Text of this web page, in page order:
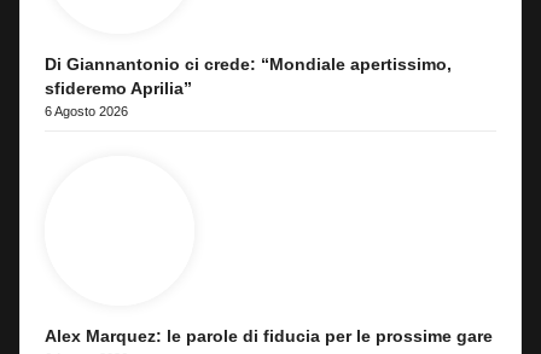
Di Giannantonio ci crede: “Mondiale apertissimo,
sfideremo Aprilia”
6 Agosto 2026
Alex Marquez: le parole di fiducia per le prossime gare